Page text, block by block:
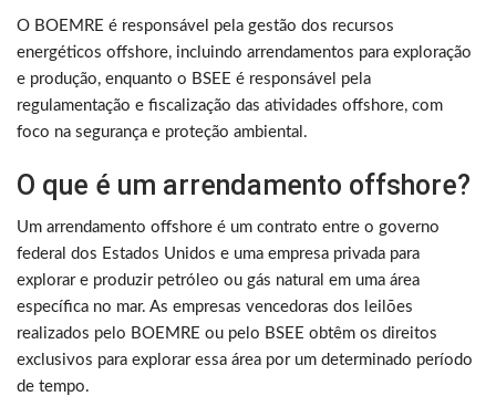
O BOEMRE é responsável pela gestão dos recursos
energéticos offshore, incluindo arrendamentos para exploração
e produção, enquanto o BSEE é responsável pela
regulamentação e fiscalização das atividades offshore, com
foco na segurança e proteção ambiental.
O que é um arrendamento offshore?
Um arrendamento offshore é um contrato entre o governo
federal dos Estados Unidos e uma empresa privada para
explorar e produzir petróleo ou gás natural em uma área
específica no mar. As empresas vencedoras dos leilões
realizados pelo BOEMRE ou pelo BSEE obtêm os direitos
exclusivos para explorar essa área por um determinado período
de tempo.